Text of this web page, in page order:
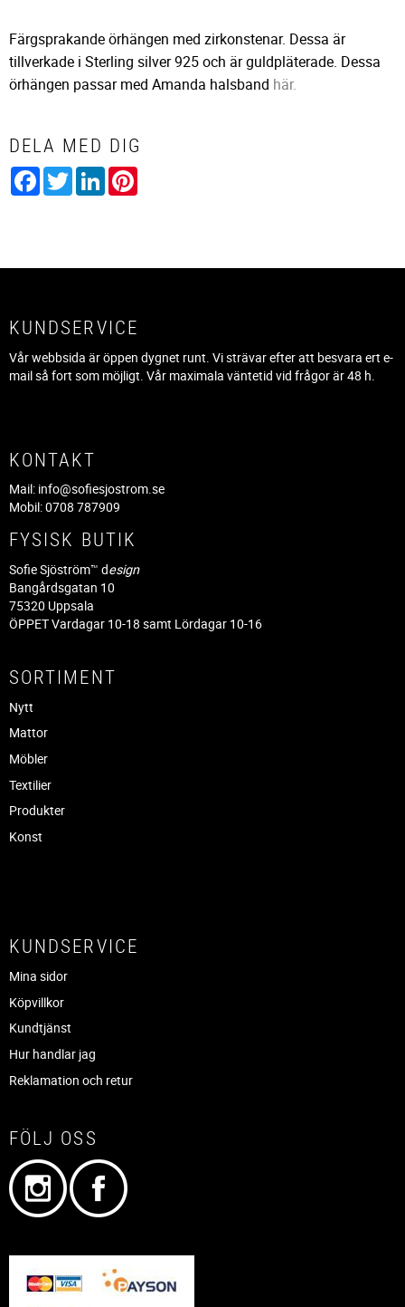
Färgsprakande örhängen med zirkonstenar. Dessa är
tillverkade i Sterling silver 925 och är guldpläterade. Dessa
örhängen passar med Amanda halsband här.
DELA MED DIG
Facebook
TwitterLinkedIn
KUNDSERVICE
Vår webbsida är öppen dygnet runt. Vi strävar efter att besvara ert e-
mail så fort som möjligt. Vår maximala väntetid vid frågor är 48 h.
KONTAKT
Mail: info@sofiesjostrom.se
Mobil: 0708 787909
FYSISK BUTIK
Sofie Sjöström™ design
Bangårdsgatan 10
75320 Uppsala
ÖPPET Vardagar 10-18 samt Lördagar 10-16
SORTIMENT
Nytt
Mattor
Möbler
Textilier
Produkter
Konst
KUNDSERVICE
Mina sidor
Köpvillkor
Kundtjänst
Hur handlar jag
Reklamation och retur
FÖLJ OSS